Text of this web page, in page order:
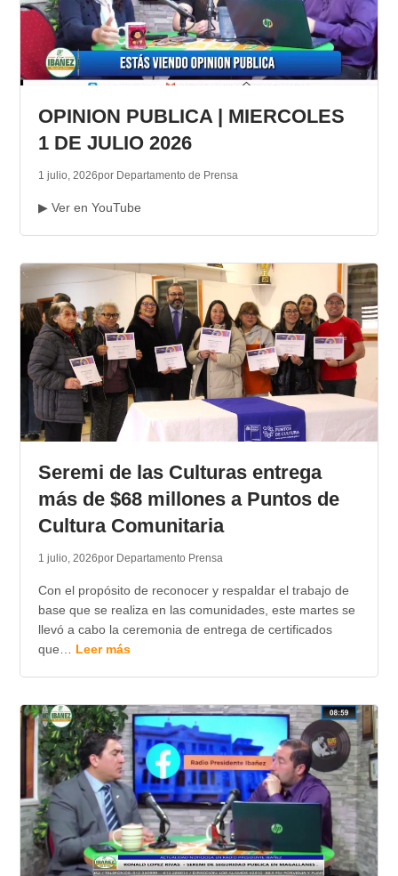
OPINION PUBLICA | MIERCOLES
1 DE JULIO 2026
1 julio, 2026por Departamento de Prensa
▶ Ver en YouTube
Seremi de las Culturas entrega
más de $68 millones a Puntos de
Cultura Comunitaria
1 julio, 2026por Departamento Prensa
Con el propósito de reconocer y respaldar el trabajo de
base que se realiza en las comunidades, este martes se
llevó a cabo la ceremonia de entrega de certificados
que… Leer más